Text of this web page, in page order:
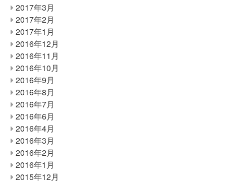
2017年3月
2017年2月
2017年1月
2016年12月
2016年11月
2016年10月
2016年9月
2016年8月
2016年7月
2016年6月
2016年4月
2016年3月
2016年2月
2016年1月
2015年12月